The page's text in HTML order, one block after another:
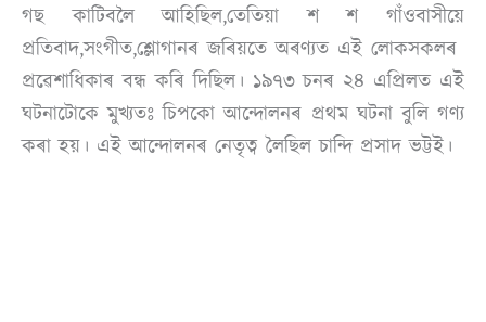
গছ কাটিবলৈ আহিছিল,তেতিয়া শ শ গাঁওবাসীয়ে
প্ৰতিবাদ,সংগীত,শ্লোগানৰ জৰিয়তে অৰণ্যত এই লোকসকলৰ
প্ৰৱেশাধিকাৰ বন্ধ কৰি দিছিল। ১৯৭৩ চনৰ ২৪ এপ্ৰিলত এই
ঘটনাটোকে মুখ্যতঃ চিপকো আন্দোলনৰ প্ৰথম ঘটনা বুলি গণ্য
কৰা হয়। এই আন্দোলনৰ নেতৃত্ব লৈছিল চান্দি প্ৰসাদ ভট্টই।